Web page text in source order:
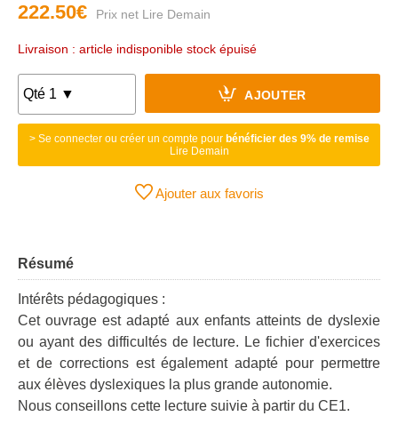
222.50€
Livraison : article indisponible stock épuisé
AJOUTER
> Se connecter ou créer un compte pour bénéficier des 9% de remise
Lire Demain
Ajouter aux favoris
Résumé
Intérêts pédagogiques :
Cet ouvrage est adapté aux enfants atteints de dyslexie
ou ayant des difficultés de lecture. Le fichier d'exercices
et de corrections est également adapté pour permettre
aux élèves dyslexiques la plus grande autonomie.
Nous conseillons cette lecture suivie à partir du CE1.